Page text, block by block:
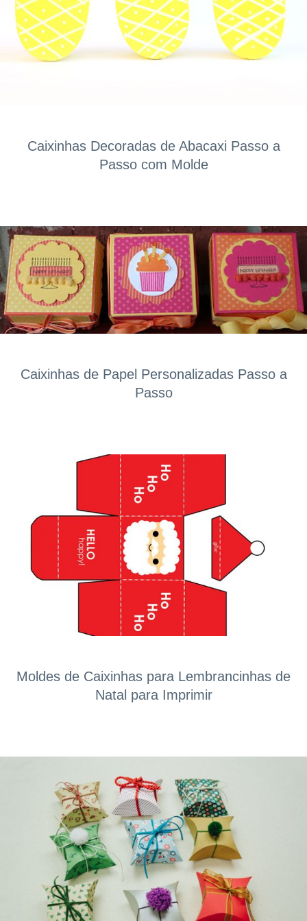
Caixinhas Decoradas de Abacaxi Passo a
Passo com Molde
Caixinhas de Papel Personalizadas Passo a
Passo
Moldes de Caixinhas para Lembrancinhas de
Natal para Imprimir